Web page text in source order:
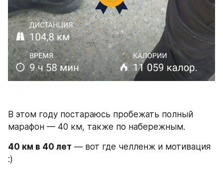
В этом году постараюсь пробежать полный
марафон — 40 км, также по набережным.
40 км в 40 лет — вот где челленж и мотивация
:)